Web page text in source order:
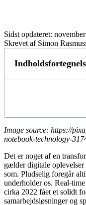
Sidst opdateret:
Skrevet af Simon
Image source: https://
notebook-technology-
Det er noget af en
gælder digitale
som. Pludselig foregår
underholder os. Real-
cirka 2022 fået et solidt
samarbejdsløsninger og